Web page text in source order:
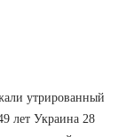
утрированный
лет Украина 28